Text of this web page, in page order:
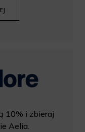
10% i zbieraj
Aelia.